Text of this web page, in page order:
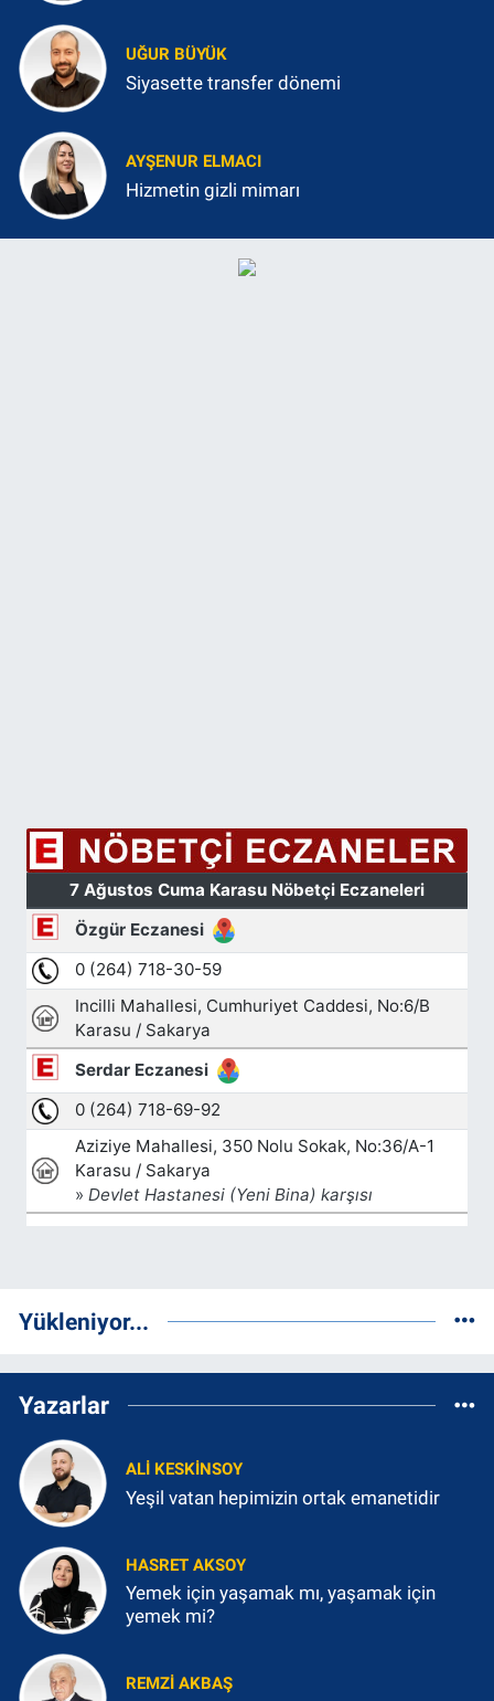
UĞUR BÜYÜK
Siyasette transfer dönemi
AYŞENUR ELMACI
Hizmetin gizli mimarı
Yükleniyor...
Yazarlar
ALI KESKINSOY
Yeşil vatan hepimizin ortak emanetidir
HASRET AKSOY
Yemek için yaşamak mı, yaşamak için
yemek mi?
REMZI AKBAŞ